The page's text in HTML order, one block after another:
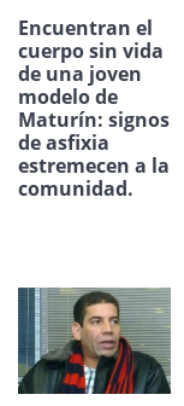
Encuentran el
cuerpo sin vida
de una joven
modelo de
Maturín: signos
de asfixia
estremecen a la
comunidad.